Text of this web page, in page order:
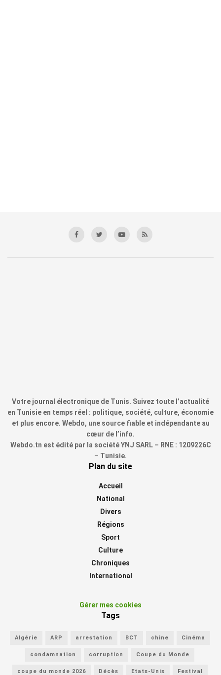
Votre journal électronique de Tunis. Suivez toute l’actualité
en Tunisie en temps réel : politique, société, culture, économie
et plus encore. Webdo, une source fiable et indépendante au
cœur de l’info.
Webdo.tn est édité par la société YNJ SARL – RNE : 1209226C
– Tunisie.
Plan du site
Accueil
National
Divers
Régions
Sport
Culture
Chroniques
International
Gérer mes cookies
Tags
Algérie ARP arrestation BCT chine Cinéma
condamnation corruption Coupe du Monde
coupe du monde 2026 Décès Etats-Unis Festival